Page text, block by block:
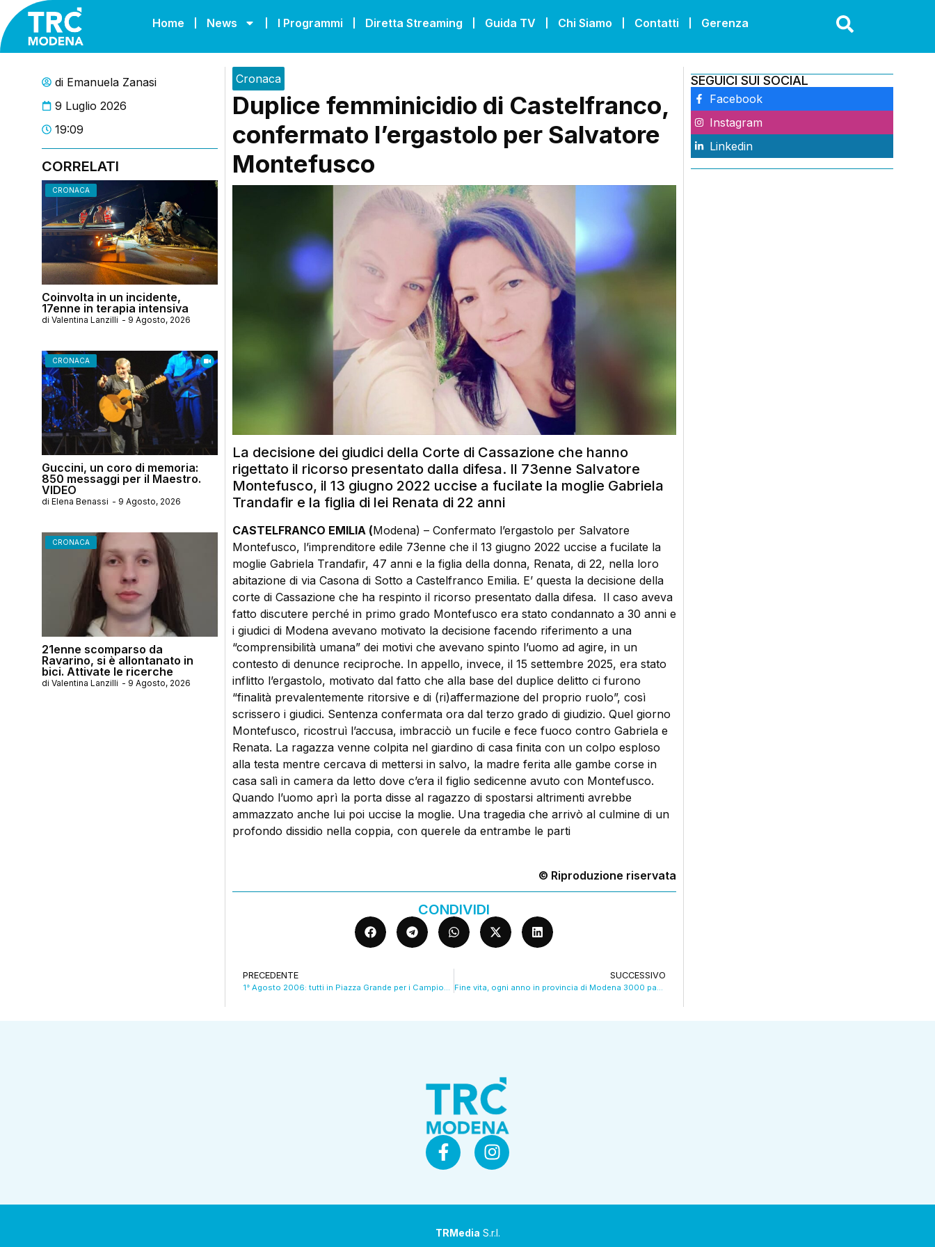
Home News I Programmi Diretta Streaming Guida TV Chi Siamo Contatti Gerenza
di Emanuela Zanasi
9 Luglio 2026
19:09
CORRELATI
CRONACA
Coinvolta in un incidente,
17enne in terapia intensiva
di Valentina Lanzilli - 9 Agosto, 2026
CRONACA
Guccini, un coro di memoria:
850 messaggi per il Maestro.
VIDEO
di Elena Benassi - 9 Agosto, 2026
CRONACA
21enne scomparso da
Ravarino, si è allontanato in
bici. Attivate le ricerche
di Valentina Lanzilli - 9 Agosto, 2026
Cronaca
Duplice femminicidio di Castelfranco,
confermato l’ergastolo per Salvatore
Montefusco
La decisione dei giudici della Corte di Cassazione che hanno
rigettato il ricorso presentato dalla difesa. Il 73enne Salvatore
Montefusco, il 13 giugno 2022 uccise a fucilate la moglie Gabriela
Trandafir e la figlia di lei Renata di 22 anni
CASTELFRANCO EMILIA (Modena) – Confermato l’ergastolo per Salvatore
Montefusco, l’imprenditore edile 73enne che il 13 giugno 2022 uccise a fucilate la
moglie Gabriela Trandafir, 47 anni e la figlia della donna, Renata, di 22, nella loro
abitazione di via Casona di Sotto a Castelfranco Emilia. E’ questa la decisione della
corte di Cassazione che ha respinto il ricorso presentato dalla difesa. Il caso aveva
fatto discutere perché in primo grado Montefusco era stato condannato a 30 anni e
i giudici di Modena avevano motivato la decisione facendo riferimento a una
“comprensibilità umana” dei motivi che avevano spinto l’uomo ad agire, in un
contesto di denunce reciproche. In appello, invece, il 15 settembre 2025, era stato
inflitto l’ergastolo, motivato dal fatto che alla base del duplice delitto ci furono
“finalità prevalentemente ritorsive e di (ri)affermazione del proprio ruolo”, così
scrissero i giudici. Sentenza confermata ora dal terzo grado di giudizio. Quel giorno
Montefusco, ricostruì l’accusa, imbracciò un fucile e fece fuoco contro Gabriela e
Renata. La ragazza venne colpita nel giardino di casa finita con un colpo esploso
alla testa mentre cercava di mettersi in salvo, la madre ferita alle gambe corse in
casa salì in camera da letto dove c’era il figlio sedicenne avuto con Montefusco.
Quando l’uomo aprì la porta disse al ragazzo di spostarsi altrimenti avrebbe
ammazzato anche lui poi uccise la moglie. Una tragedia che arrivò al culmine di un
profondo dissidio nella coppia, con querele da entrambe le parti
© Riproduzione riservata
CONDIVIDI
PRECEDENTE
1° Agosto 2006: tutti in Piazza Grande per i Campioni del Mondo Toni e Zaccardo VIDEO
SUCCESSIVO
Fine vita, ogni anno in provincia di Modena 3000 pazienti seguiti con cure palliative. VIDEO
SEGUICI SUI SOCIAL
Facebook
Instagram
Linkedin
TRMedia S.r.l.